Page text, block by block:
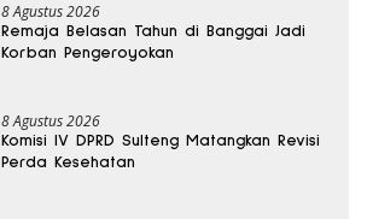
8 Agustus 2026
Remaja Belasan Tahun di Banggai Jadi
Korban Pengeroyokan
8 Agustus 2026
Komisi IV DPRD Sulteng Matangkan Revisi
Perda Kesehatan